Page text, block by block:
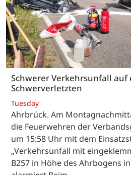
Schwerer Verkehrsunfall auf
Schwerverletzten
Tuesday
Ahrbrück. Am
die Feuerwehren der
um 15:58 Uhr mit dem
„Verkehrsunfall mit
B257 in Höhe des Ahrbogens